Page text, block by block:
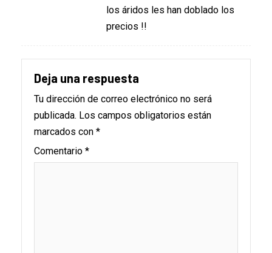
los áridos les han doblado los
precios !!
Deja una respuesta
Tu dirección de correo electrónico no será
publicada. Los campos obligatorios están
marcados con *
Comentario *